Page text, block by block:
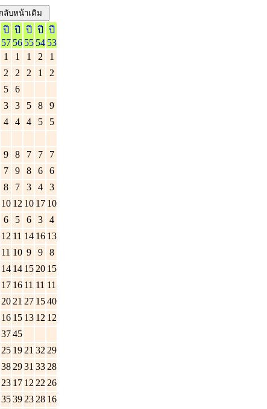
ปี
57
ปี
56
ปี
55
ปี
54
ปี
53
1 1 1 2
1
2 2 2 1
2
5
6
3 3 5 8
9
4 4 4 5
5
9 8 7 7
7
7 9 8 6
6
8 7 3 4
3
10 12 10 17 10
6 5 6 3
4
12 11 14 16 13
11 10 9 9
8
14 14 15 20 15
17 16 11 11 11
20 21 27 15 40
16 15 13 12 12
37 45
25 19 21 32 29
38 29 31 33 28
23 17 12 22 26
35 39 23 28 16